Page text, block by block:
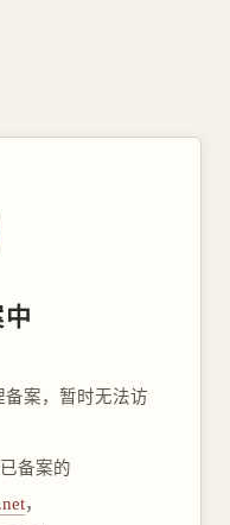
案，暂时无法访
备案的
，